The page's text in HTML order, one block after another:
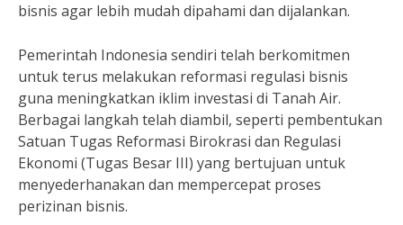
bisnis agar lebih mudah dipahami dan dijalankan.
Pemerintah Indonesia sendiri telah berkomitmen
untuk terus melakukan reformasi regulasi bisnis
guna meningkatkan iklim investasi di Tanah Air.
Berbagai langkah telah diambil, seperti pembentukan
Satuan Tugas Reformasi Birokrasi dan Regulasi
Ekonomi (Tugas Besar III) yang bertujuan untuk
menyederhanakan dan mempercepat proses
perizinan bisnis.